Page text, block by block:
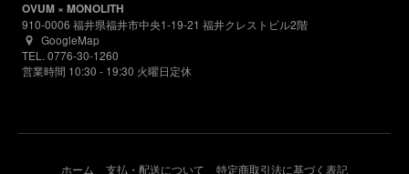
OVUM × MONOLITH
910-0006 福井県福井市中央1-19-21 福井クレストビル2階
GoogleMap
TEL. 0776-30-1260
営業時間 10:30 - 19:30 火曜日定休
ホーム 支払・配送について 特定商取引法に基づく表記